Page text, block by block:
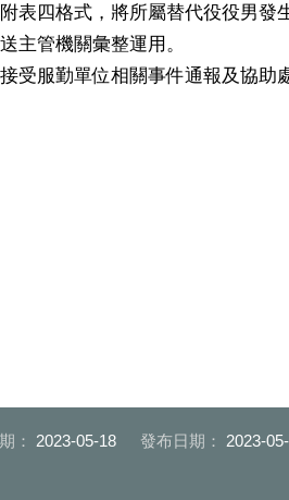
表四格式，將所屬替代役役男發
主管機關彙整運用。
受服勤單位相關事件通報及協助
： 2023-05-18 發布日期： 2023-